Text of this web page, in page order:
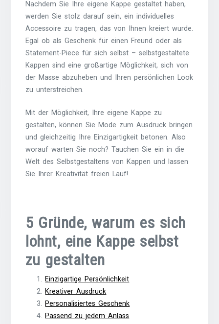
Nachdem Sie Ihre eigene Kappe gestaltet haben,
werden Sie stolz darauf sein, ein individuelles
Accessoire zu tragen, das von Ihnen kreiert wurde.
Egal ob als Geschenk für einen Freund oder als
Statement-Piece für sich selbst – selbstgestaltete
Kappen sind eine großartige Möglichkeit, sich von
der Masse abzuheben und Ihren persönlichen Look
zu unterstreichen.
Mit der Möglichkeit, Ihre eigene Kappe zu
gestalten, können Sie Mode zum Ausdruck bringen
und gleichzeitig Ihre Einzigartigkeit betonen. Also
worauf warten Sie noch? Tauchen Sie ein in die
Welt des Selbstgestaltens von Kappen und lassen
Sie Ihrer Kreativität freien Lauf!
5 Gründe, warum es sich
lohnt, eine Kappe selbst
zu gestalten
Einzigartige Persönlichkeit
Kreativer Ausdruck
Personalisiertes Geschenk
Passend zu jedem Anlass